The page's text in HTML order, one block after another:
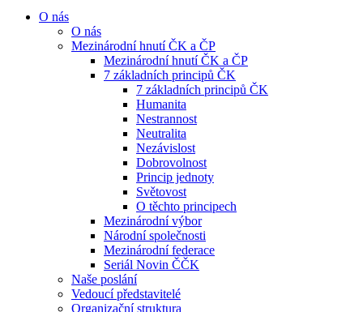
O nás
O nás
Mezinárodní hnutí ČK a ČP
Mezinárodní hnutí ČK a ČP
7 základních principů ČK
7 základních principů ČK
Humanita
Nestrannost
Neutralita
Nezávislost
Dobrovolnost
Princip jednoty
Světovost
O těchto principech
Mezinárodní výbor
Národní společnosti
Mezinárodní federace
Seriál Novin ČČK
Naše poslání
Vedoucí představitelé
Organizační struktura